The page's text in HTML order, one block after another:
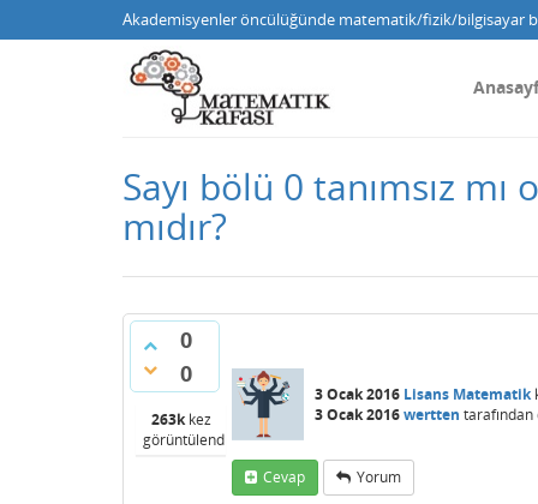
Akademisyenler öncülüğünde matematik/fizik/bilgisayar
Sayı bölü 0 tanımsız
mıdır?
0
0
263kkez
görüntülendi
3 Ocak 2016 Lisans Matematik
3 Ocak 2016wertten tarafından
Cevap Yorum